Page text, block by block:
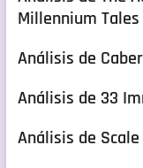
Millennium Tales
Análisis de
Análisis de 33
Análisis de